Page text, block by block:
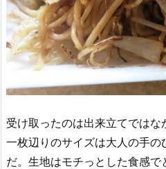
受け取ったのは出来立てではな
一枚辺りのサイズは大人の手
だ。生地はモチっとした食感